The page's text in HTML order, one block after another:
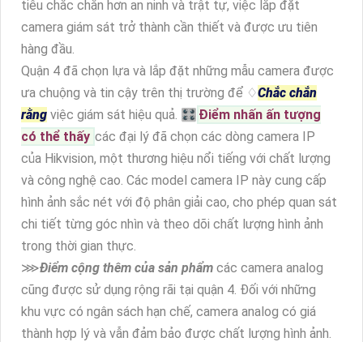
tiêu chắc chắn hơn an ninh và trật tự, việc lắp đặt
camera giám sát trở thành cần thiết và được ưu tiên
hàng đầu.
Quận 4 đã chọn lựa và lắp đặt những mẫu camera được
ưa chuộng và tin cậy trên thị trường để ♢Chắc chắn
rằng việc giám sát hiệu quả. 🎛 Điểm nhấn ấn tượng
có thể thấy các đại lý đã chọn các dòng camera IP
của Hikvision, một thương hiệu nổi tiếng với chất lượng
và công nghệ cao. Các model camera IP này cung cấp
hình ảnh sắc nét với độ phân giải cao, cho phép quan sát
chi tiết từng góc nhìn và theo dõi chất lượng hình ảnh
trong thời gian thực.
⋙Điểm cộng thêm của sản phẩm các camera analog
cũng được sử dụng rộng rãi tại quận 4. Đối với những
khu vực có ngân sách hạn chế, camera analog có giá
thành hợp lý và vẫn đảm bảo được chất lượng hình ảnh.